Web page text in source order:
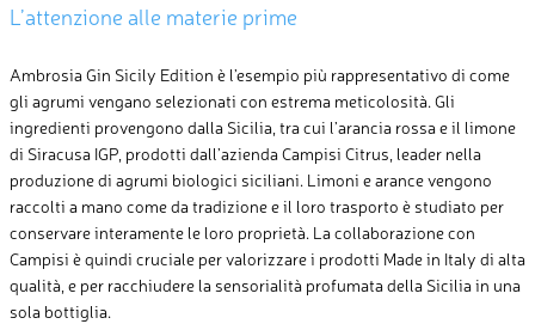
L’attenzione alle materie prime
Ambrosia Gin Sicily Edition è l’esempio più rappresentativo di come
gli agrumi vengano selezionati con estrema meticolosità. Gli
ingredienti provengono dalla Sicilia, tra cui l’arancia rossa e il limone
di Siracusa IGP, prodotti dall’azienda Campisi Citrus, leader nella
produzione di agrumi biologici siciliani. Limoni e arance vengono
raccolti a mano come da tradizione e il loro trasporto è studiato per
conservare interamente le loro proprietà. La collaborazione con
Campisi è quindi cruciale per valorizzare i prodotti Made in Italy di alta
qualità, e per racchiudere la sensorialità profumata della Sicilia in una
sola bottiglia.